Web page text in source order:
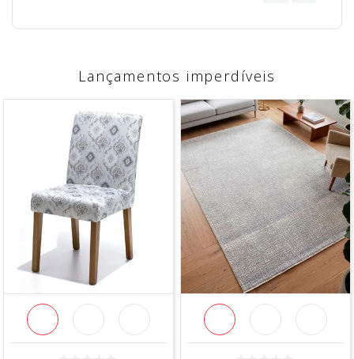
Lançamentos imperdíveis